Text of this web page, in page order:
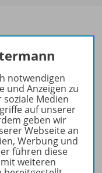
für den
zu den
von PRAXIS
Angeboten
Archiv
notwendigen
und Anzeigen zu
Medien
auf unserer
geben wir
Webseite an
Werbung und
führen diese
weiteren